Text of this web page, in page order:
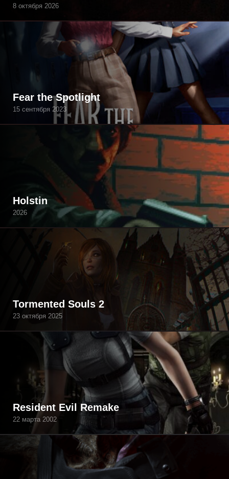
8 октября 2026
Fear the Spotlight
15 сентября 2023
Holstin
2026
Tormented Souls 2
23 октября 2025
Resident Evil Remake
22 марта 2002